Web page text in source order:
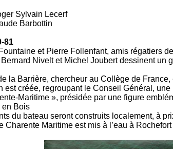
Sylvain Lecerf
Barbottin
81
et Pierre Follenfant, amis régatiers
Nivelt et Michel Joubert dessinent un
la Barrière, chercheur au Collège de
est créée, regroupant le Conseil Général,
Maritime », présidée par une figure
en Bois
du bateau seront construits localement, à
Charente Maritime est mis à l’eau à Rochefort